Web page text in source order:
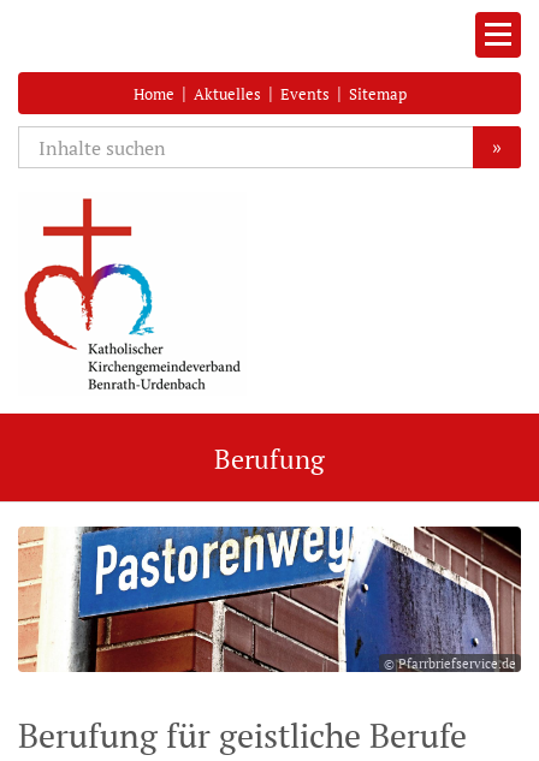
Home | Aktuelles | Events | Sitemap
»
Berufung
© Pfarrbriefservice.de
Berufung für geistliche Berufe